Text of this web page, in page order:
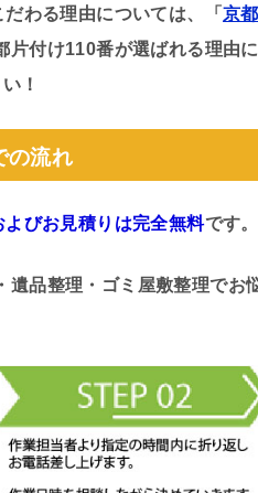
わる理由については、「 京
片付け110番が選ばれる理由
！
の流れ
よびお見積りは完全無料です。
品整理・ゴミ屋敷整理でお